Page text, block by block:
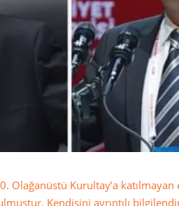
Olağanüstü Kurultay’a
Kendisini ayrıntılı